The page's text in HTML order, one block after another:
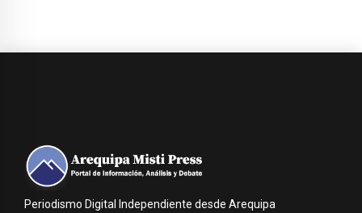
Periodismo Digital Independiente desde Arequipa